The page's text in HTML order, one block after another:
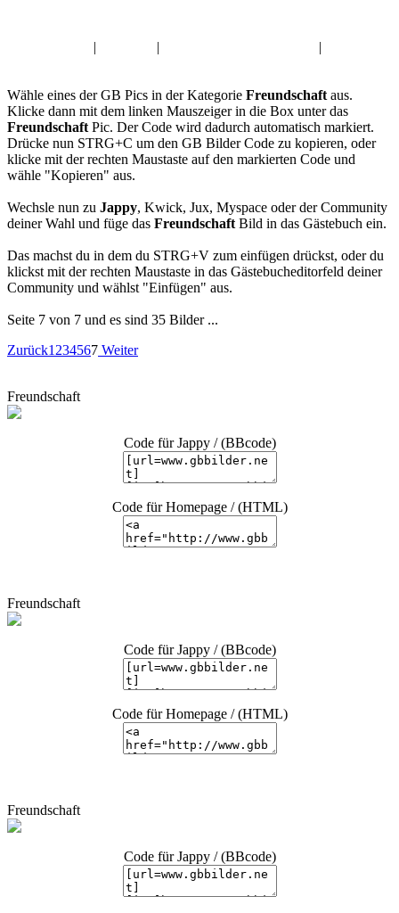
| | |
Wähle eines der GB Pics in der Kategorie Freundschaft aus.
Klicke dann mit dem linken Mauszeiger in die Box unter das
Freundschaft Pic. Der Code wird dadurch automatisch markiert.
Drücke nun STRG+C um den GB Bilder Code zu kopieren, oder
klicke mit der rechten Maustaste auf den markierten Code und
wähle "Kopieren" aus.
Wechsle nun zu Jappy, Kwick, Jux, Myspace oder der Community
deiner Wahl und füge das Freundschaft Bild in das Gästebuch ein.
Das machst du in dem du STRG+V zum einfügen drückst, oder du
klickst mit der rechten Maustaste in das Gästebucheditorfeld deiner
Community und wählst "Einfügen" aus.
Seite 7 von 7 und es sind 35 Bilder ...
Zurück1 234567 Weiter
Freundschaft
Code für Jappy / (BBcode)
Code für Homepage / (HTML)
Freundschaft
Code für Jappy / (BBcode)
Code für Homepage / (HTML)
Freundschaft
Code für Jappy / (BBcode)